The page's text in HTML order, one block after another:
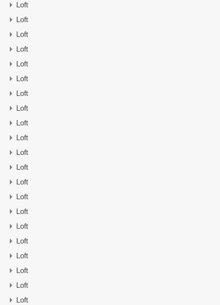
Loft
Loft
Loft
Loft
Loft
Loft
Loft
Loft
Loft
Loft
Loft
Loft
Loft
Loft
Loft
Loft
Loft
Loft
Loft
Loft
Loft